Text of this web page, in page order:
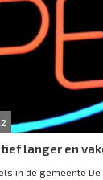
langer en
in de gemeente De